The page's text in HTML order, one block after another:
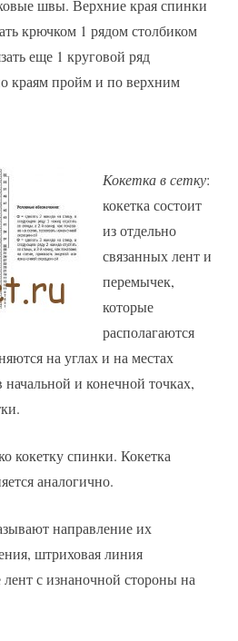
швы. Верхние края спинки
крючком 1 рядом столбиком
еще 1 круговой ряд
краям пройм и по верхним
Кокетка в сетку:
кокетка состоит
из отдельно
связанных лент и
перемычек,
которые
располагаются
на углах и на местах
и конечной точках,
кокетку спинки. Кокетка
аналогично.
направление их
штриховая линия
с изнаночной стороны на